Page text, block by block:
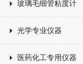
玻璃毛细管粘度计
光学专业仪器
医药化工专用仪器